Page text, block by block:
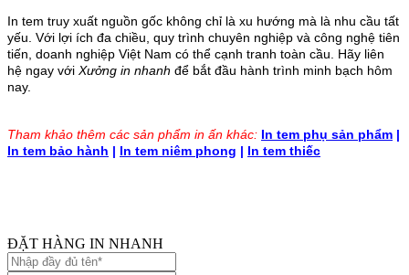
In tem truy xuất nguồn gốc không chỉ là xu hướng mà là nhu cầu tất
yếu. Với lợi ích đa chiều, quy trình chuyên nghiệp và công nghệ tiên
tiến, doanh nghiệp Việt Nam có thể cạnh tranh toàn cầu. Hãy liên
hệ ngay với Xưởng in nhanh để bắt đầu hành trình minh bạch hôm
nay.
Tham khảo thêm các sản phẩm in ấn khác: In tem phụ sản phẩm |
In tem bảo hành | In tem niêm phong | In tem thiếc
ĐẶT HÀNG IN NHANH